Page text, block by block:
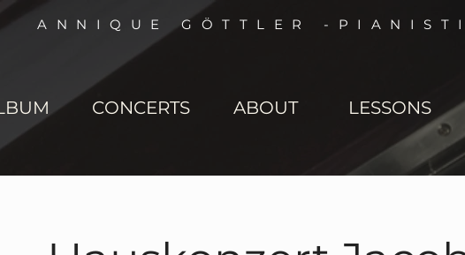
ANNIQUE GÖTTLER -
CONCERTS ABOUT LESSONS